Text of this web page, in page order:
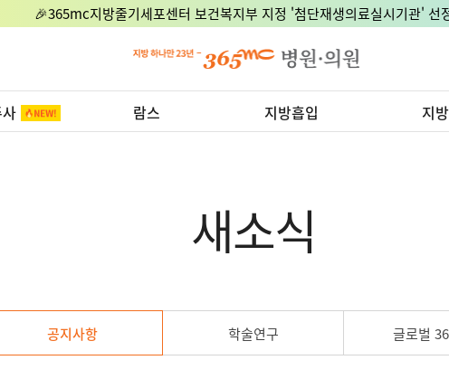
🎉365mc지방줄기세포센터 보건복지부 지정 '첨단재생의료실시기관' 선
람스 지방흡입 지
새소식
공지사항 학술연구 글로벌